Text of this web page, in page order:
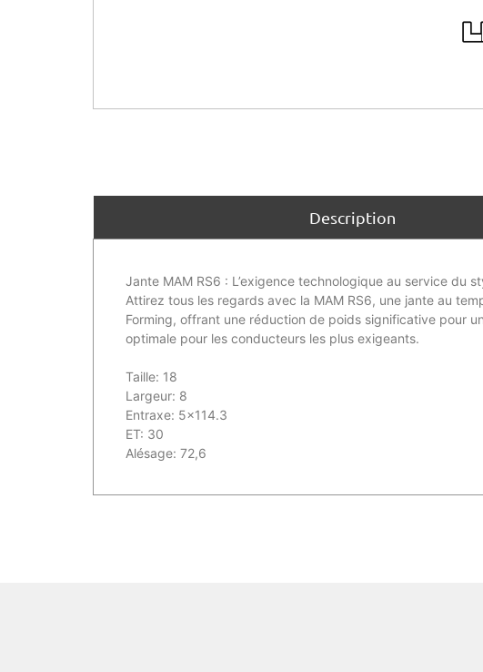
Description
Jante MAM RS6 : L’exigence technologique au service du
Attirez tous les regards avec la MAM RS6, une jante au
Forming, offrant une réduction de poids significative pour
optimale pour les conducteurs les plus exigeants.
Taille: 18
Largeur: 8
Entraxe: 5×114.3
ET: 30
Alésage: 72,6